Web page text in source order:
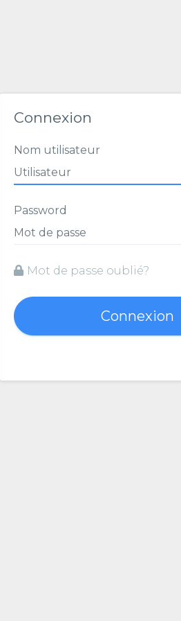
Connexion
Nom utilisateur
Password
Mot de passe oublié?
Connexion